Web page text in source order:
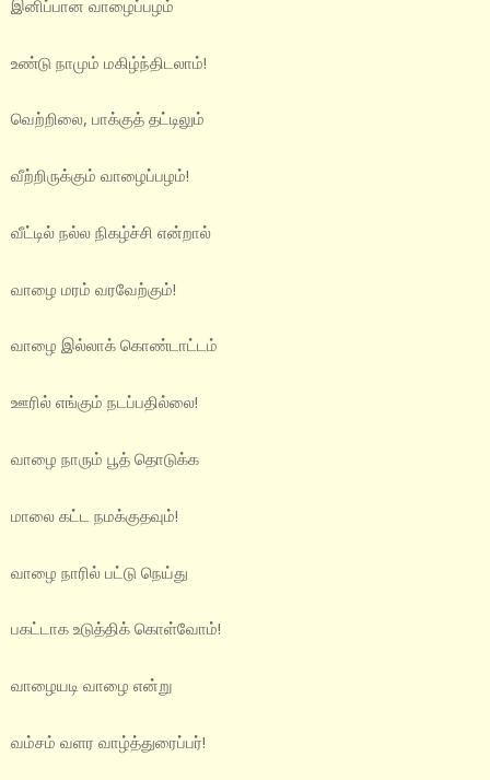
இனிப்பான வாழைப்பழம்
உண்டு நாமும் மகிழ்ந்திடலாம்!
வெற்றிலை, பாக்குத் தட்டிலும்
வீற்றிருக்கும் வாழைப்பழம்!
வீட்டில் நல்ல நிகழ்ச்சி என்றால்
வாழை மரம் வரவேற்கும்!
வாழை இல்லாக் கொண்டாட்டம்
ஊரில் எங்கும் நடப்பதில்லை!
வாழை நாரும் பூத் தொடுக்க
மாலை கட்ட நமக்குதவும்!
வாழை நாரில் பட்டு நெய்து
பகட்டாக உடுத்திக் கொள்வோம்!
வாழையடி வாழை என்று
வம்சம் வளர வாழ்த்துரைப்பர்!